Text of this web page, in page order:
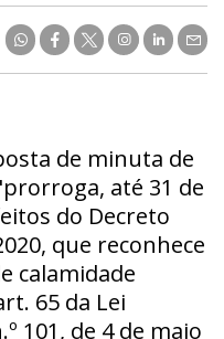
de minuta de
até 31 de
do Decreto
que reconhece
calamidade
65 da Lei
101, de 4 de maio